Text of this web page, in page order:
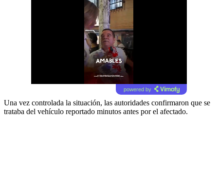
powered by
Una vez controlada la situación, las autoridades confirmaron que se
trataba del vehículo reportado minutos antes por el afectado.